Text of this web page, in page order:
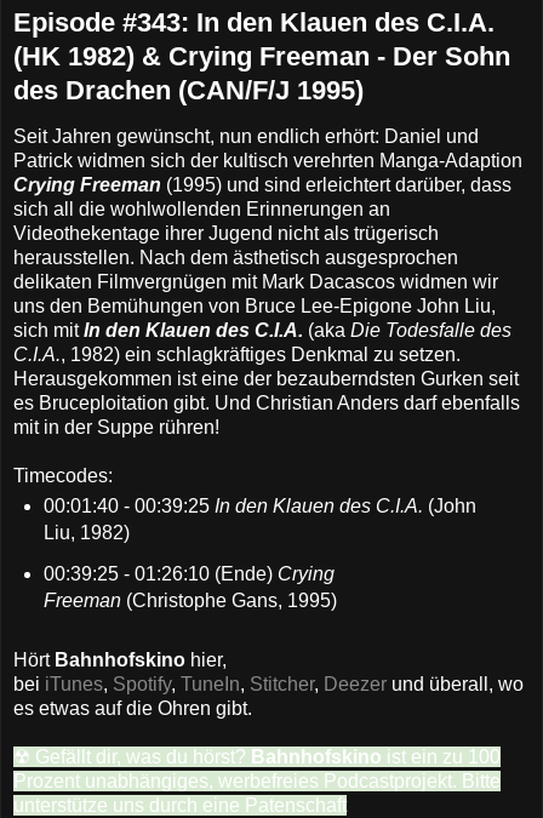
Episode #343: In den Klauen des C.I.A.
(HK 1982) & Crying Freeman - Der Sohn
des Drachen (CAN/F/J 1995)
Seit Jahren gewünscht, nun endlich erhört: Daniel und
Patrick widmen sich der kultisch verehrten Manga-Adaption
Crying Freeman (1995) und sind erleichtert darüber, dass
sich all die wohlwollenden Erinnerungen an
Videothekentage ihrer Jugend nicht als trügerisch
herausstellen. Nach dem ästhetisch ausgesprochen
delikaten Filmvergnügen mit Mark Dacascos widmen wir
uns den Bemühungen von Bruce Lee-Epigone John Liu,
sich mitIn den Klauen des C.I.A. (aka Die Todesfalle des
C.I.A., 1982) ein schlagkräftiges Denkmal zu setzen.
Herausgekommen ist eine der bezauberndsten Gurken seit
es Bruceploitation gibt. Und Christian Anders darf ebenfalls
mit in der Suppe rühren!
Timecodes:
00:01:40 - 00:39:25 In den Klauen des C.I.A. (John
Liu, 1982)
00:39:25 - 01:26:10 (Ende) Crying
Freeman(Christophe Gans, 1995)
Hört Bahnhofskino hier,
bei iTunes, Spotify, TuneIn, Stitcher, Deezer und überall, wo
es etwas auf die Ohren gibt.
☢ Gefällt dir, was du hörst? Bahnhofskino ist ein zu 100
Prozent unabhängiges, werbefreies Podcastprojekt. Bitte
unterstütze uns durch eine Patenschaft